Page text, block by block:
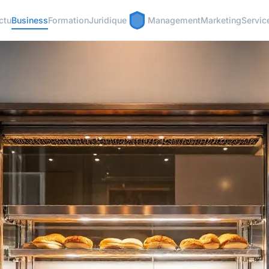
BusinessFormationJuridique ManagementMarketing